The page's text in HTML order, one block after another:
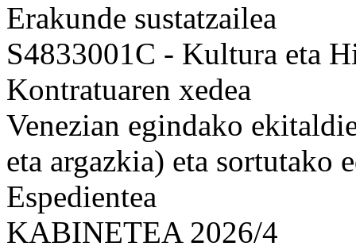
Erakunde sustatzailea
S4833001C - Kultura eta
Kontratuaren xedea
Venezian egindako
eta argazkia) eta sortutako
Espedientea
KABINETEA 2026/4